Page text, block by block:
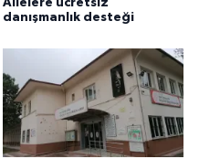
Ailelere ücretsiz
danışmanlık desteği